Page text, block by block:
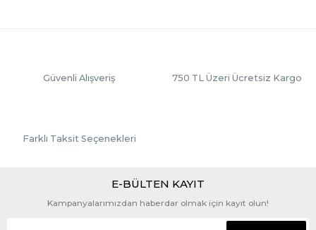
Güvenli Alışveriş 750 TL Üzeri Ücretsiz Kargo
Farklı Taksit Seçenekleri
E-BÜLTEN KAYIT
Kampanyalarımızdan haberdar olmak için kayıt olun!